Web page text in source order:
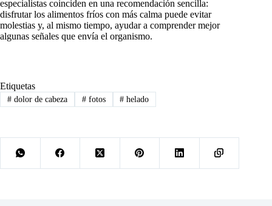
especialistas coinciden en una recomendación sencilla:
disfrutar los alimentos fríos con más calma puede evitar
molestias y, al mismo tiempo, ayudar a comprender mejor
algunas señales que envía el organismo.
Etiquetas
#dolor de cabeza #fotos # helado